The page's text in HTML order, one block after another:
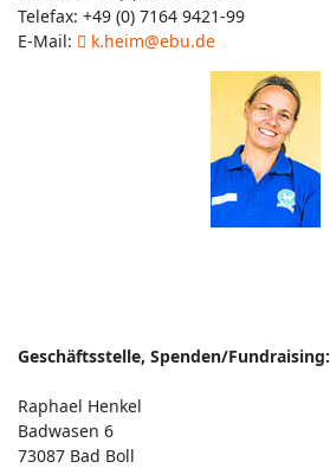
Telefax: +49 (0) 7164 9421-99
E-Mail:
k.heim@ebu.de
Geschäftsstelle, Spenden/Fundraising:
Raphael Henkel
Badwasen 6
73087 Bad Boll